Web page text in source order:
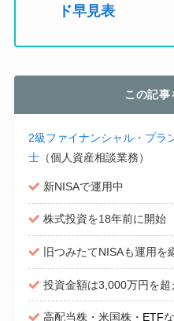
ド早見表
この記事
2級ファイナンシャル・プラ
士（個人資産相談業務）
新NISAで運用中
株式投資を18年前に開始
旧つみたてNISAも運用を
投資金額は3,000万円を超
高配当株・米国株・ ETF